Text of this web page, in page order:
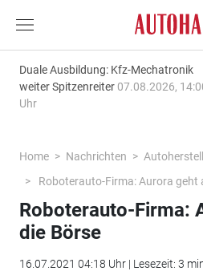
Duale Ausbildung: Kfz-Mechatronik
weiter Spitzenreiter 07.08.2026,
Uhr
Home Nachrichten
Roboterauto-Firma: Aurora geht
Roboterauto-Firma:
die Börse
16.07.2021 04:18 Uhr | Lesezeit: 3